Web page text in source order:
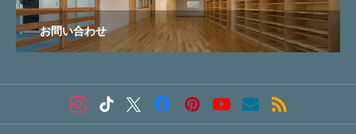
お問い合わせ